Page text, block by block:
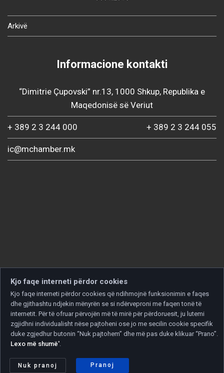
Arkivë
Informacione kontakti
“Dimitrie Çupovski” nr.13, 1000 Shkup, Republika e
Maqedonisë së Veriut
+ 389 2 3 244 000 + 389 2 3 244 055
ic@mchamber.mk
Copyright © 2026 Developed by
Politika e privatësisë Politika e cookies
Kjo faqe interneti përdor cookies
Kjo faqe interneti përdor cookies që ndihmojnë funksionimin e faqes
dhe gjithashtu ndjekin mënyrën se si ndërveproni me faqen tonë të
internetit. Për të ofruar përvojën më të mirë për përdoruesit, ju lutemi
zgjidhni individualisht nëse pajtoheni ose jo me secilin cookie specifik
duke zgjedhur butonin “Nuk pajtohem” dhe më pas duke klikuar “Prano”.
Lexo më shumë'.
Nuk pranoj Pranoj